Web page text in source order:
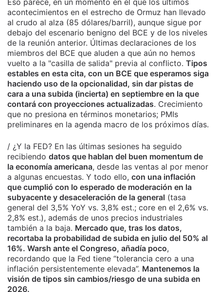
acontecimientos en el estrecho de Ormuz han llevado
al crudo al alza (85 dólares/barril), aunque sigue por
debajo del escenario benigno del BCE y de los niveles
de la reunión anterior. Últimas declaraciones de los
miembros del BCE que aluden a que aún no hemos
vuelto a la "casilla de salida" previa al conflicto. Tipos
estables en esta cita, con un BCE que esperamos siga
haciendo uso de la opcionalidad, sin dar pistas de
cara a una subida (incierta) en septiembre en la que
contará con proyecciones actualizadas. Crecimiento
que no presiona en términos monetarios; PMIs
preliminares en la agenda macro de los próximos días.
/ ¿Y la FED? En las últimas sesiones ha seguido
recibiendo datos que hablan del buen momentum de
la economía americana, desde las ventas al por menor
a algunas encuestas. Y todo ello, con una inflación
que cumplió con lo esperado de moderación en la
subyacente y desaceleración de la general (tasa
general del 3,5% YoY vs. 3,8% est.; core en el 2,6% vs.
2,8% est.), además de unos precios industriales
también a la baja. Mercado que, tras los datos,
recortaba la probabilidad de subida en julio del 50% al
16%. Warsh ante el Congreso, añadía poco,
recordando que la Fed tiene “tolerancia cero a una
inflación persistentemente elevada”. Mantenemos la
visión de tipos sin cambios/riesgo de una subida en
2026.